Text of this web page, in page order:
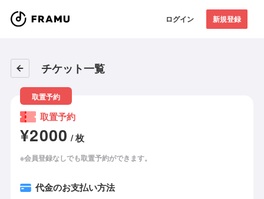
ログイン 新規登録
チケット一覧
取置予約
取置予約
¥2000 / 枚
※会員登録なしでも取置予約ができます。
代金のお支払い方法